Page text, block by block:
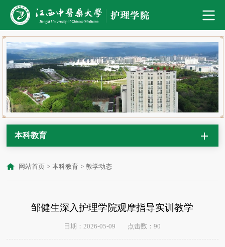
本科教育
网站首页 > 本科教育 > 教学动态
邹健生深入护理学院观摩指导实训教学
日期：2026-05-09 点击数：90